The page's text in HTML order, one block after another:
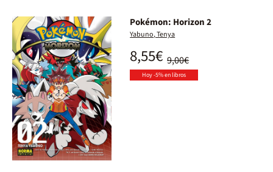
Pokémon: Horizon 2
Yabuno, Tenya
9,00€
8,55€
Hoy -5% en libros